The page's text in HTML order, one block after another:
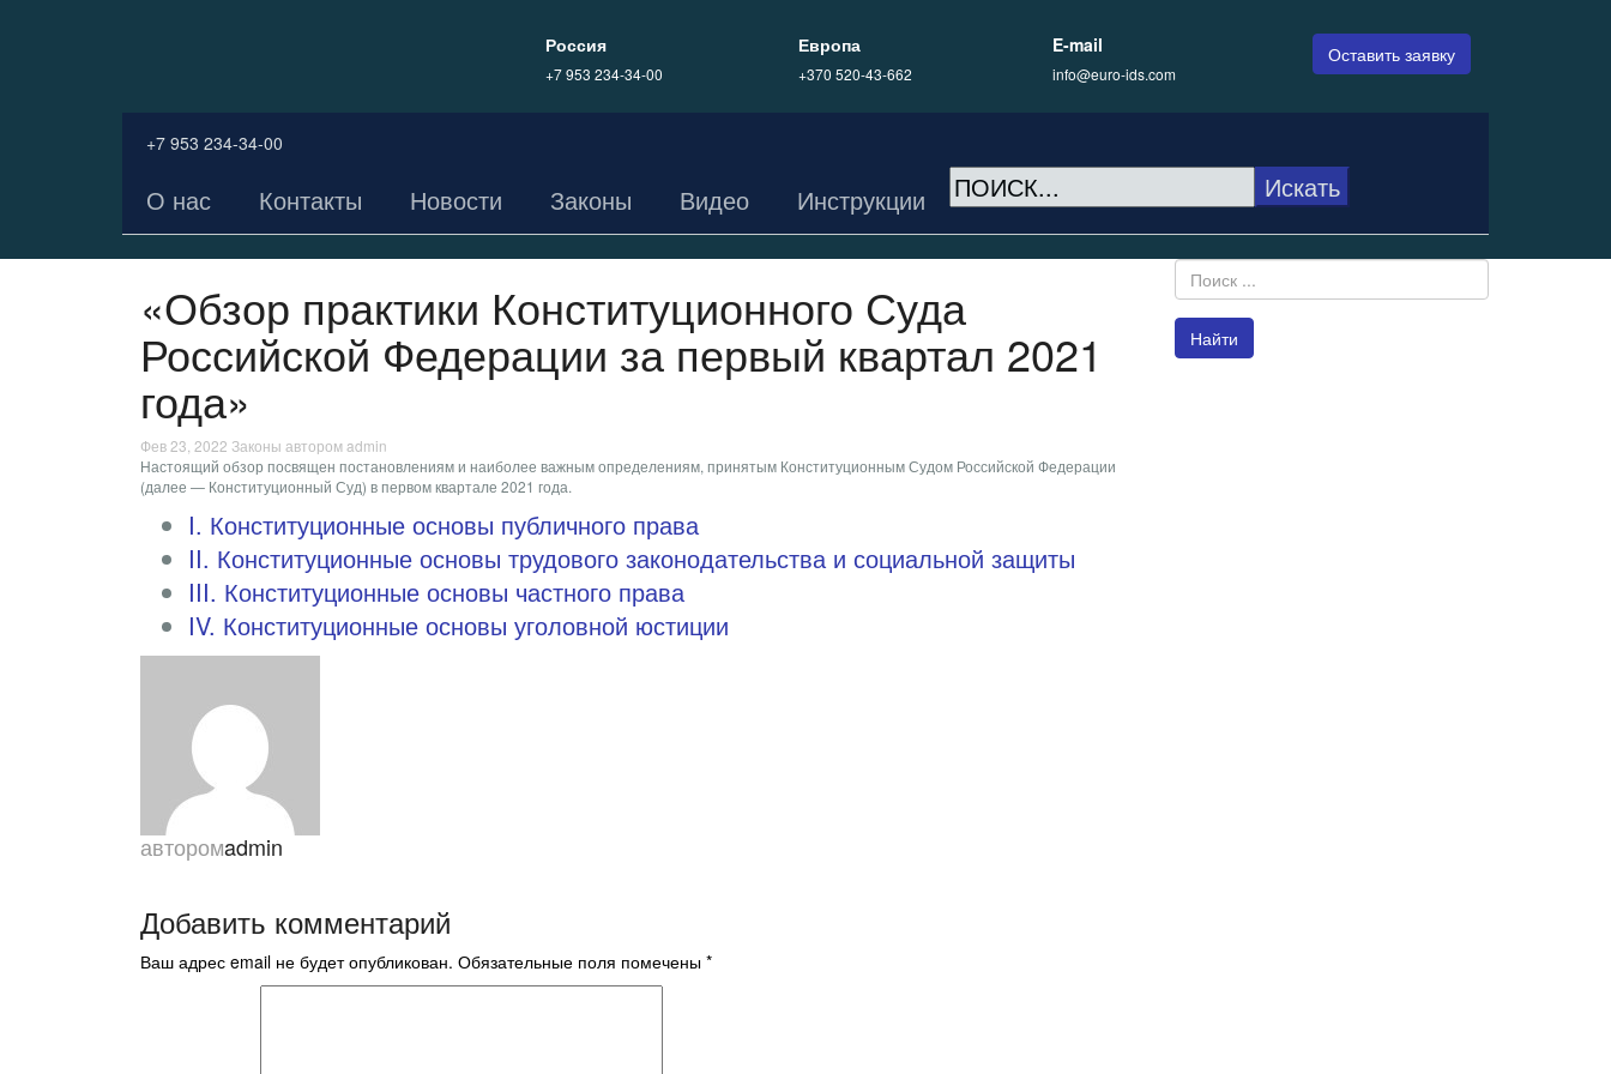
Россия
+7 953 234-34-00
Европа
+370 520-43-662
E-mail
info@euro-ids.com
Оставить заявку
+7 953 234-34-00
О нас Контакты Новости Законы Видео Инструкции
«Обзор практики Конституционного Суда
Российской Федерации за первый квартал 2021
года»
Фев 23, 2022 Законы автором admin
Настоящий обзор посвящен постановлениям и наиболее важным определениям, принятым Конституционным Судом Российской Федерации
(далее — Конституционный Суд) в первом квартале 2021 года.
I. Конституционные основы публичного права
II. Конституционные основы трудового законодательства и социальной защиты
III. Конституционные основы частного права
IV. Конституционные основы уголовной юстиции
авторомadmin
Добавить комментарий
Ваш адрес email не будет опубликован. Обязательные поля помечены *
Найти